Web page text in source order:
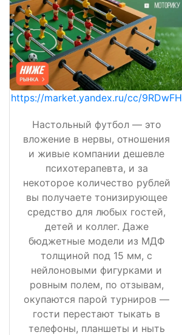
https://market.yandex.ru/cc/9RDwFH
Настольный футбол — это
вложение в нервы, отношения
и живые компании дешевле
психотерапевта, и за
некоторое количество рублей
вы получаете тонизирующее
средство для любых гостей,
детей и коллег. Даже
бюджетные модели из МДФ
толщиной под 15 мм, с
нейлоновыми фигурками и
ровным полем, по отзывам,
окупаются парой турниров —
гости перестают тыкать в
телефоны, планшеты и ныть